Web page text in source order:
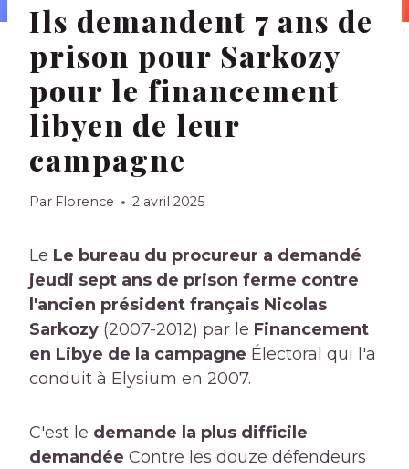
Ils demandent 7 ans de
prison pour Sarkozy
pour le financement
libyen de leur
campagne
Par Florence 2 avril 2025
Le Le bureau du procureur a demandé
jeudi sept ans de prison ferme contre
l'ancien président français Nicolas
Sarkozy (2007-2012) par le Financement
en Libye de la campagne Électoral qui l'a
conduit à Elysium en 2007.
C'est le demande la plus difficile
demandée Contre les douze défendeurs